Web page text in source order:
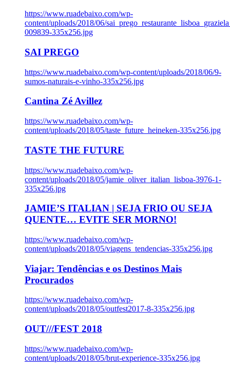
https://www.ruadebaixo.com/wp-
content/uploads/2018/06/
009839-335x256.jpg
SAI PREGO
https://www.ruadebaixo.com/wp-content/uploads/2018/06/9-
sumos-naturais-e-vinho-335x256.jpg
Cantina Zé Avillez
https://www.ruadebaixo.com/wp-
content/uploads/2018/05/taste_future_heineken-335x256.jpg
TASTE THE FUTURE
https://www.ruadebaixo.com/wp-
content/uploads/2018/05/jamie_oliver_italian_lisboa-3976-1-
335x256.jpg
JAMIE’S ITALIAN | SEJA FRIO OU SEJA
QUENTE… EVITE SER MORNO!
https://www.ruadebaixo.com/wp-
content/uploads/2018/05/viagens_tendencias-335x256.jpg
Viajar: Tendências e os Destinos Mais
Procurados
https://www.ruadebaixo.com/wp-
content/uploads/2018/05/outfest2017-8-335x256.jpg
OUT///FEST 2018
https://www.ruadebaixo.com/wp-
content/uploads/2018/05/brut-experience-335x256.jpg